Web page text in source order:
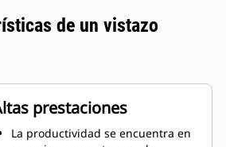
de un vistazo
prestaciones
La productividad se encuentra en